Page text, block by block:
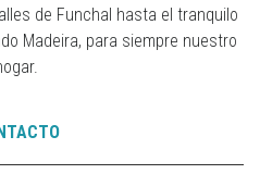
de Funchal hasta el tranquilo
Madeira, para siempre nuestro